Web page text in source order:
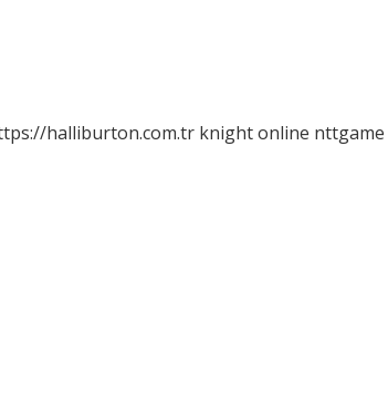
halliburton.com.tr knight online nttgame